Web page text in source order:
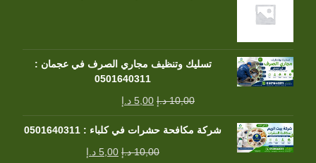
تسليك وتنظيف مجاري الصرف في عجمان :
0501640311
10,00 د.إ 5,00 د.إ
شركة مكافحة حشرات في كلباء : 0501640311
10,00 د.إ 5,00 د.إ